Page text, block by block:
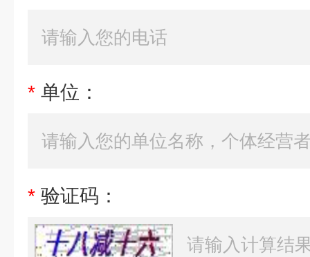
* 单位：
* 验证码：